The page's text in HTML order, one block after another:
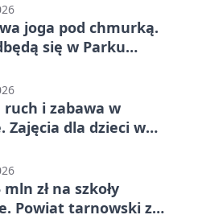
joga pod chmurką.
się w Parku
ruch i zabawa w
Zajęcia dla dzieci w
zł na szkoły
Powiat tarnowski z